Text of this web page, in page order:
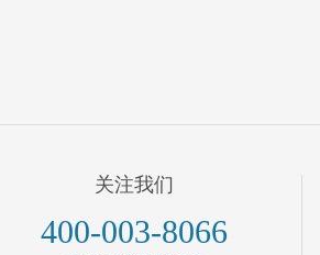
关注我们
400-003-8066